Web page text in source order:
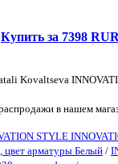
Купить за 7398 RUR
Kovaltseva
в нашем
STYLE
цвет арматуры Белый /